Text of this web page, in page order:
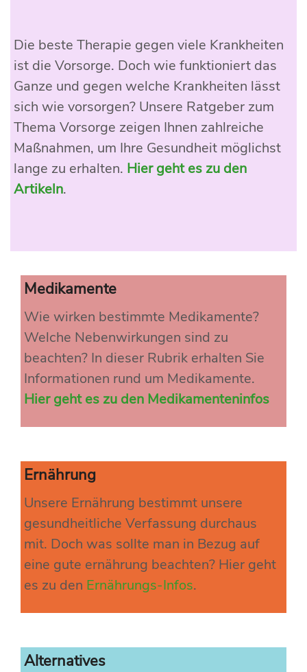
Die beste Therapie gegen viele Krankheiten
ist die Vorsorge. Doch wie funktioniert das
Ganze und gegen welche Krankheiten lässt
sich wie vorsorgen? Unsere Ratgeber zum
Thema Vorsorge zeigen Ihnen zahlreiche
Maßnahmen, um Ihre Gesundheit möglichst
lange zu erhalten. Hier geht es zu den
Artikeln.
Medikamente
Wie wirken bestimmte Medikamente?
Welche Nebenwirkungen sind zu
beachten? In dieser Rubrik erhalten Sie
Informationen rund um Medikamente.
Hier geht es zu den Medikamenteninfos
Ernährung
Unsere Ernährung bestimmt unsere
gesundheitliche Verfassung durchaus
mit. Doch was sollte man in Bezug auf
eine gute ernährung beachten? Hier geht
es zu den Ernährungs-Infos.
Alternatives